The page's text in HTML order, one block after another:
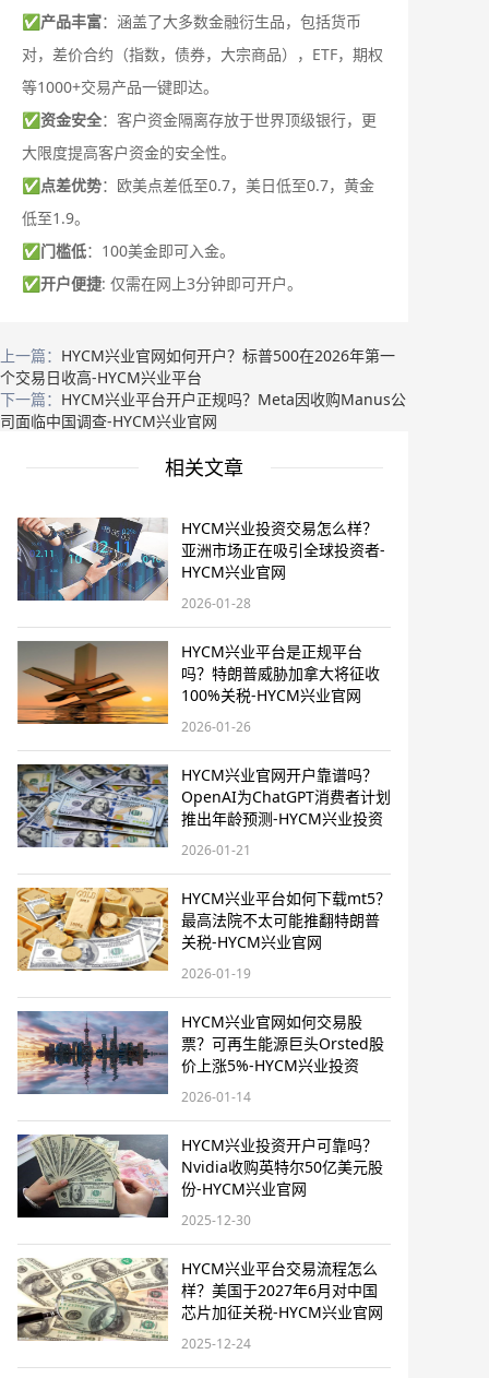
✅产品丰富：涵盖了大多数金融衍生品，包括货币
对，差价合约（指数，债券，大宗商品），ETF，期权
等1000+交易产品一键即达。
✅资金安全：客户资金隔离存放于世界顶级银行，更
大限度提高客户资金的安全性。
✅点差优势：欧美点差低至0.7，美日低至0.7，黄金
低至1.9。
✅门槛低：100美金即可入金。
✅开户便捷: 仅需在网上3分钟即可开户。
上一篇： HYCM兴业官网如何开户？标普500在2026年第一
个交易日收高-HYCM兴业平台
下一篇： HYCM兴业平台开户正规吗？Meta因收购Manus公
司面临中国调查-HYCM兴业官网
相关文章
HYCM兴业投资交易怎么样？
亚洲市场正在吸引全球投资者-
HYCM兴业官网
2026-01-28
HYCM兴业平台是正规平台
吗？特朗普威胁加拿大将征收
100%关税-HYCM兴业官网
2026-01-26
HYCM兴业官网开户靠谱吗？
OpenAI为ChatGPT消费者计划
推出年龄预测-HYCM兴业投资
2026-01-21
HYCM兴业平台如何下载mt5？
最高法院不太可能推翻特朗普
关税-HYCM兴业官网
2026-01-19
HYCM兴业官网如何交易股
票？可再生能源巨头Orsted股
价上涨5%-HYCM兴业投资
2026-01-14
HYCM兴业投资开户可靠吗？
Nvidia收购英特尔50亿美元股
份-HYCM兴业官网
2025-12-30
HYCM兴业平台交易流程怎么
样？美国于2027年6月对中国
芯片加征关税-HYCM兴业官网
2025-12-24